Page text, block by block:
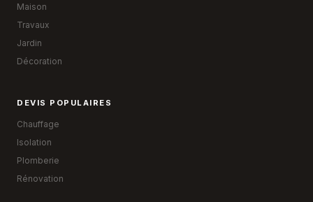
Maison
Travaux
Jardin
Décoration
DEVIS POPULAIRES
Chauffage
Isolation
Plomberie
Rénovation